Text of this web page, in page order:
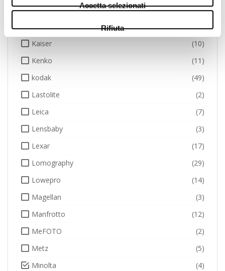
Accetta selezionati
Rifiuta
Joby
(6)
Jupio
(28)
Kaiser
(10)
Kenko
(11)
kodak
(49)
Lastolite
(2)
Leica
(7)
Lensbaby
(3)
Lexar
(17)
Lomography
(29)
Lowepro
(14)
Magellan
(3)
Manfrotto
(12)
MeFOTO
(2)
Metz
(5)
Minolta
(4)